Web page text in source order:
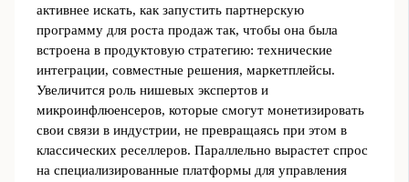
активнее искать, как запустить партнерскую
программу для роста продаж так, чтобы она была
встроена в продуктовую стратегию: технические
интеграции, совместные решения, маркетплейсы.
Увеличится роль нишевых экспертов и
микроинфлюенсеров, которые смогут монетизировать
свои связи в индустрии, не превращаясь при этом в
классических реселлеров. Параллельно вырастет спрос
на специализированные платформы для управления